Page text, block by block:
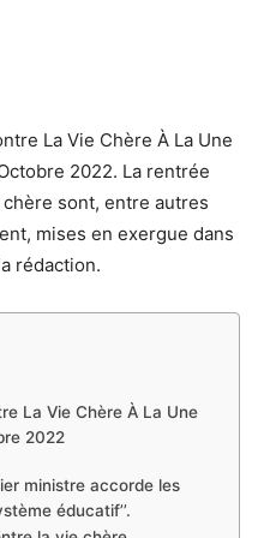
La Vie Chère À La Une
2022. La rentrée
sont, entre autres
mises en exergue dans
rédaction.
La Vie Chère À La Une
2022
ministre accorde les
éducatif’’.